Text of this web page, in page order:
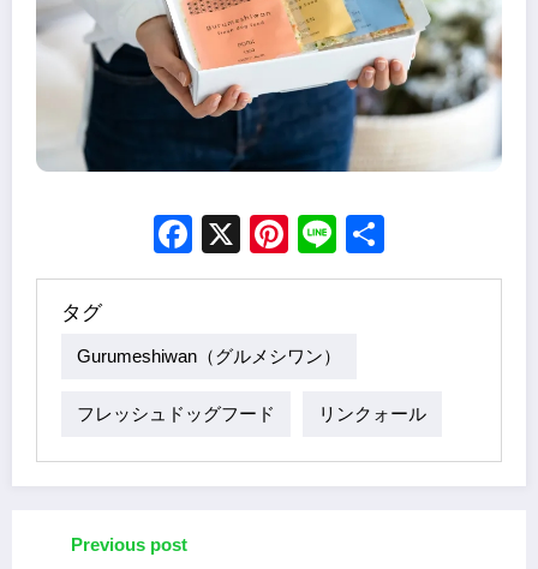
Facebook
X Pinterest
Line
タグ
Gurumeshiwan（グルメシワン）
フレッシュドッグフード リンクォール
Previous post